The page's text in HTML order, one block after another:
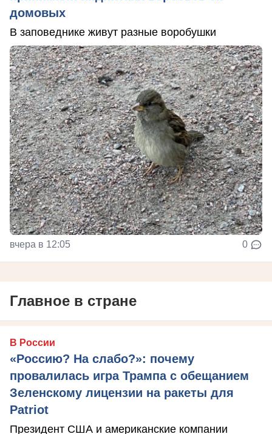
домовых
В заповеднике живут разные воробушки
вчера в 12:05 0
Главное в стране
В России
«Россию? На слабо?»: почему
провалилась игра Трампа с обещанием
Зеленскому лицензии на ракеты для
Patriot
Президент США и американские компании